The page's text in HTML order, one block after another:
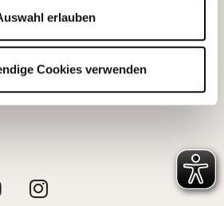
erlauben
Cookies verwenden
Bundesland